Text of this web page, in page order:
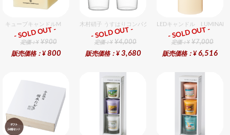
キューブキャンドルM
ギフト
定価：¥ ¥900
販売価格：¥ 800
- SOLD OUT -
木村硝子 うすはりコンパクト560cc タンブラーグラスギ
ギフト
定価：¥ ¥4,000
販売価格：¥ 3,680
- SOLD OUT -
LEDキャンドル
ギフト
定価：¥ ¥7,000
販売価格：¥ 6,516
- SOLD OUT -